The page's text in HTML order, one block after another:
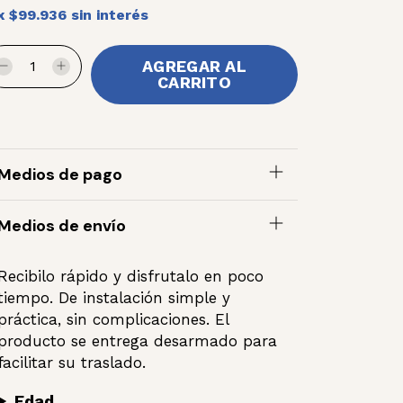
$99.936 sin interés
de pago
de envío
rápido y disfrutalo en poco
De instalación simple y
sin complicaciones. El
se entrega desarmado para
su traslado.